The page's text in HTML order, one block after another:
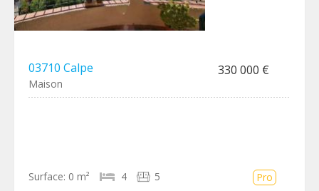
03710 Calpe 330 000 €
Maison
Surface: 0 m² 4 5 Pro